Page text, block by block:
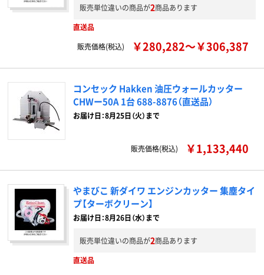
販売単位違いの商品が2商品あります
直送品
販売価格(税込)
￥280,282～￥306,387
コンセック Hakken 油圧ウォールカッター
CHWー50A 1台 688-8876（直送品）
お届け日：8月25日（火）まで
販売価格(税込) ￥1,133,440
やまびこ 新ダイワ エンジンカッター 集塵タイ
プ【ターボクリーン】
お届け日：8月26日（水）まで
販売単位違いの商品が2商品あります
直送品